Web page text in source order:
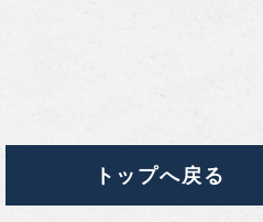
トップへ戻る